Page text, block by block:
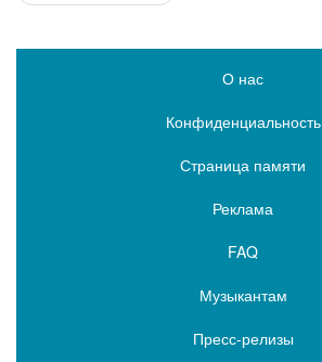
О нас
Конфиденциальность
Страница памяти
Реклама
FAQ
Музыкантам
Пресс-релизы